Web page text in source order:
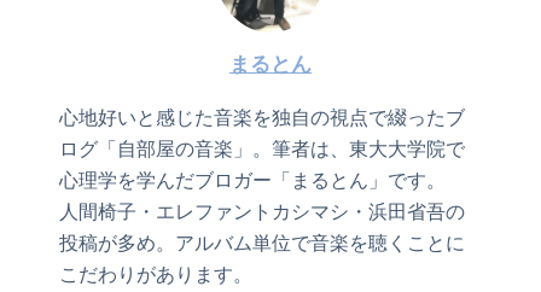
まるとん
心地好いと感じた音楽を独自の視点で綴ったブ
ログ「自部屋の音楽」。筆者は、東大大学院で
心理学を学んだブロガー「まるとん」です。
人間椅子・エレファントカシマシ・浜田省吾の
投稿が多め。アルバム単位で音楽を聴くことに
こだわりがあります。